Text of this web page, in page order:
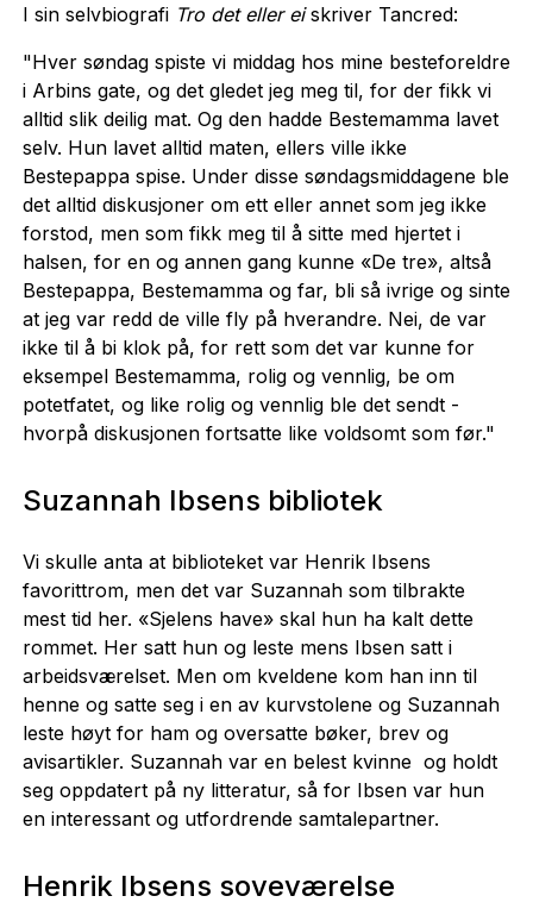
I sin selvbiografi Tro det eller eiskriver Tancred:
"Hver søndag spiste vi middag hos mine besteforeldre
i Arbins gate, og det gledet jeg meg til, for der fikk vi
alltid slik deilig mat. Og den hadde Bestemamma lavet
selv. Hun lavet alltid maten, ellers ville ikke
Bestepappa spise. Under disse søndagsmiddagene ble
det alltid diskusjoner om ett eller annet som jeg ikke
forstod, men som fikk meg til å sitte med hjertet i
halsen, for en og annen gang kunne «De tre», altså
Bestepappa, Bestemamma og far, bli så ivrige og sinte
at jeg var redd de ville fly på hverandre. Nei, de var
ikke til å bi klok på, for rett som det var kunne for
eksempel Bestemamma, rolig og vennlig, be om
potetfatet, og like rolig og vennlig ble det sendt -
hvorpå diskusjonen fortsatte like voldsomt som før."
Suzannah Ibsens bibliotek
Vi skulle anta at biblioteket var Henrik Ibsens
favorittrom, men det var Suzannah som tilbrakte
mest tid her. «Sjelens have» skal hun ha kalt dette
rommet. Her satt hun og leste mens Ibsen satt i
arbeidsværelset. Men om kveldene kom han inn til
henne og satte seg i en av kurvstolene og Suzannah
leste høyt for ham og oversatte bøker, brev og
avisartikler. Suzannah var en belest kvinne og holdt
seg oppdatert på ny litteratur, så for Ibsen var hun
en interessant og utfordrende samtalepartner.
Henrik Ibsens soveværelse